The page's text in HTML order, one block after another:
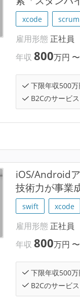
xcode scrum
雇用形態 正社員
年収800万円 〜
下限年収500万
B2Cのサービ
iOS/Android
技術力が事業
swift xcode
雇用形態 正社員
年収800万円 〜
下限年収500万
B2Cのサービ